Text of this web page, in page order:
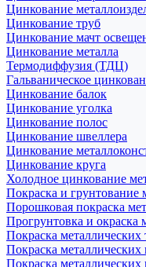
Цинкование
Цинкование труб
Цинкование мачт
Цинкование металла
Термодиффузия (ТДЦ)
Гальваническое
Цинкование балок
Цинкование уголка
Цинкование полос
Цинкование швеллера
Цинкование
Цинкование круга
Холодное цинкование
Покраска и грунтование
Порошковая покраска
Прогрунтовка и окраска
Покраска металлических
Покраска металлических
Покраска